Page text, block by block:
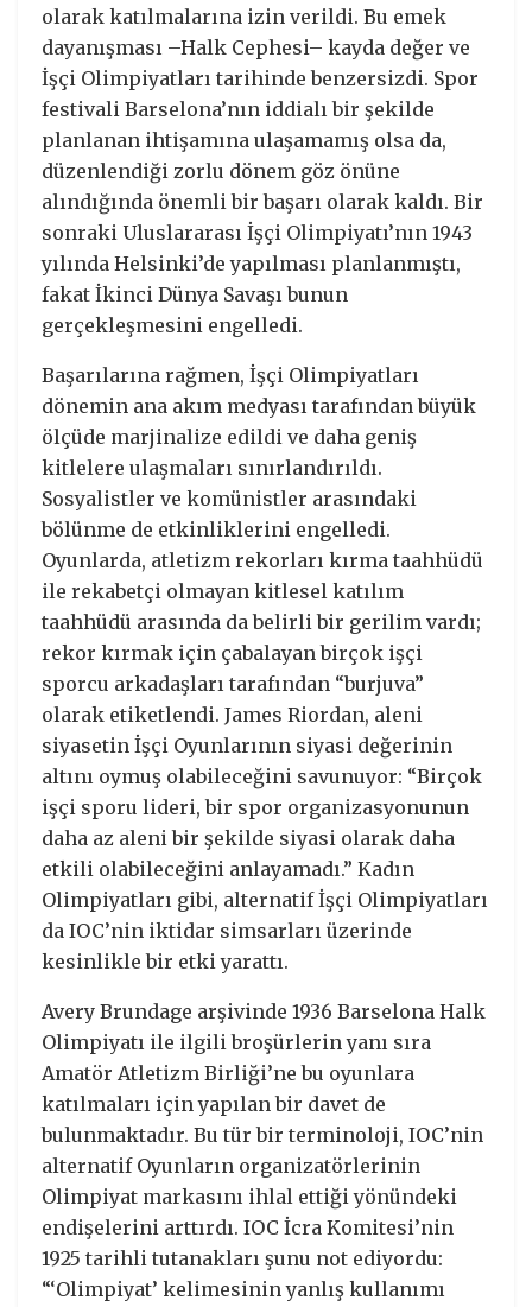
olarak katılmalarına izin verildi. Bu emek
dayanışması –Halk Cephesi– kayda değer ve
İşçi Olimpiyatları tarihinde benzersizdi. Spor
festivali Barselona’nın iddialı bir şekilde
planlanan ihtişamına ulaşamamış olsa da,
düzenlendiği zorlu dönem göz önüne
alındığında önemli bir başarı olarak kaldı. Bir
sonraki Uluslararası İşçi Olimpiyatı’nın 1943
yılında Helsinki’de yapılması planlanmıştı,
fakat İkinci Dünya Savaşı bunun
gerçekleşmesini engelledi.
Başarılarına rağmen, İşçi Olimpiyatları
dönemin ana akım medyası tarafından büyük
ölçüde marjinalize edildi ve daha geniş
kitlelere ulaşmaları sınırlandırıldı.
Sosyalistler ve komünistler arasındaki
bölünme de etkinliklerini engelledi.
Oyunlarda, atletizm rekorları kırma taahhüdü
ile rekabetçi olmayan kitlesel katılım
taahhüdü arasında da belirli bir gerilim vardı;
rekor kırmak için çabalayan birçok işçi
sporcu arkadaşları tarafından “burjuva”
olarak etiketlendi. James Riordan, aleni
siyasetin İşçi Oyunlarının siyasi değerinin
altını oymuş olabileceğini savunuyor: “Birçok
işçi sporu lideri, bir spor organizasyonunun
daha az aleni bir şekilde siyasi olarak daha
etkili olabileceğini anlayamadı.” Kadın
Olimpiyatları gibi, alternatif İşçi Olimpiyatları
da IOC’nin iktidar simsarları üzerinde
kesinlikle bir etki yarattı.
Avery Brundage arşivinde 1936 Barselona Halk
Olimpiyatı ile ilgili broşürlerin yanı sıra
Amatör Atletizm Birliği’ne bu oyunlara
katılmaları için yapılan bir davet de
bulunmaktadır. Bu tür bir terminoloji, IOC’nin
alternatif Oyunların organizatörlerinin
Olimpiyat markasını ihlal ettiği yönündeki
endişelerini arttırdı. IOC İcra Komitesi’nin
1925 tarihli tutanakları şunu not ediyordu:
“‘Olimpiyat’ kelimesinin yanlış kullanımı